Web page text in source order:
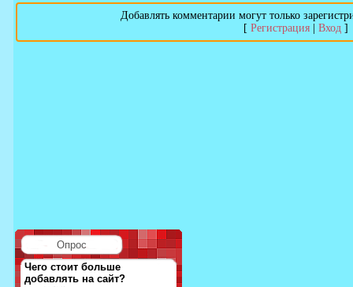
Добавлять комментарии могут только
[ Регистрация| Вход]
Опрос
Чего стоит больше
добавлять на сайт?